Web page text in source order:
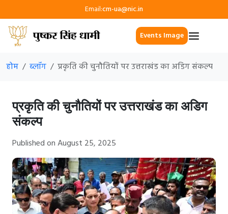
Email:cm-ua@nic.in
Events Image
होम ब्लॉग प्रकृति की चुनौतियों पर उत्तराखंड का अडिग संकल्प
प्रकृति की चुनौतियों पर उत्तराखंड का अडिग
संकल्प
Published on August 25, 2025